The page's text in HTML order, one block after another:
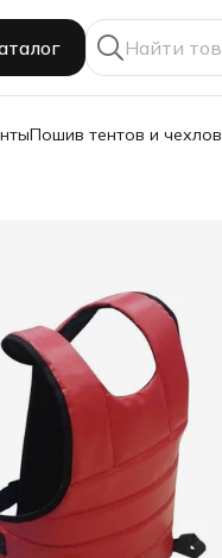
Пошив тентов и чехлов